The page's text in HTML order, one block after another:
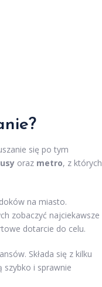
się po tym
oraz metro, z których
na miasto.
zobaczyć najciekawsze
dotarcie do celu.
Składa się z kilku
szybko i sprawnie